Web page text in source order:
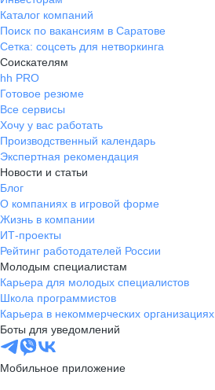
Каталог компаний
Поиск по вакансиям в Саратове
Сетка: соцсеть для нетворкинга
Соискателям
hh PRO
Готовое резюме
Все сервисы
Хочу у вас работать
Производственный календарь
Экспертная рекомендация
Новости и статьи
Блог
О компаниях в игровой форме
Жизнь в компании
ИТ-проекты
Рейтинг работодателей России
Молодым специалистам
Карьера для молодых специалистов
Школа программистов
Карьера в некоммерческих организациях
Боты для уведомлений
Мобильное приложение